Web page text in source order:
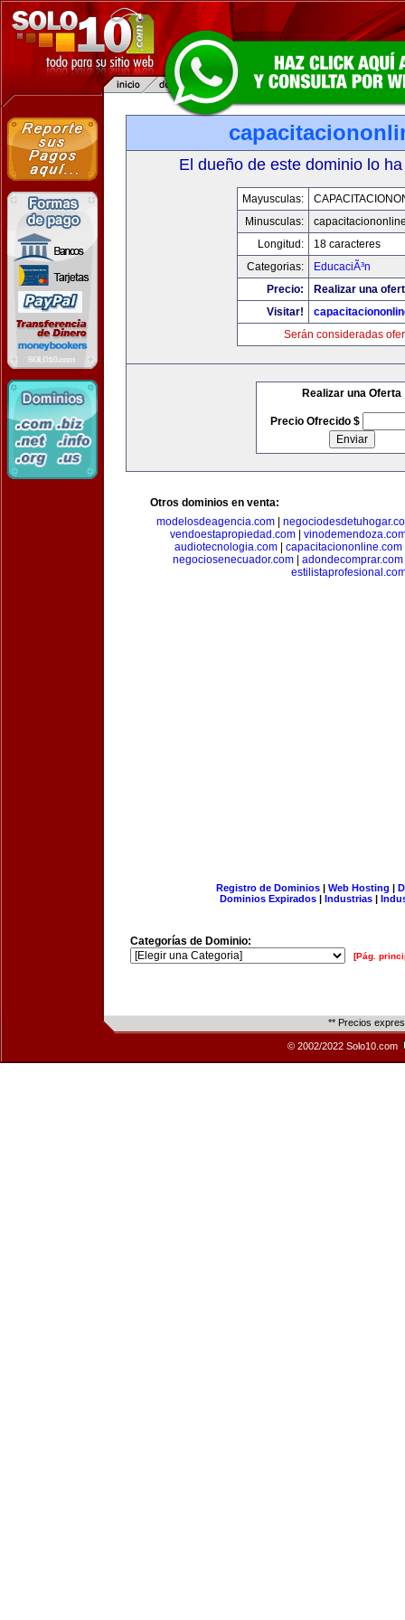
El dueño de este dominio lo
Mayusculas:
Minusculas:
Longitud:
18 caracteres
Categorias:
EducaciÃ³n
Precio:
Realizar una
Visitar!
Serán consideradas
Realizar una Oferta
Precio Ofrecido $
Otros dominios en venta:
modelosdeagencia.com
vendoestapropiedad.com|
audiotecnologia.com
capacitaciononline.com
negociosenecuador.com| adondecomprar.com
Registro de Dominios| Web Hosting |
Dominios Expirados | Industrias |
Categorías de Dominio:
[Pág.
** Precios
© 2002/2022 Solo10.com